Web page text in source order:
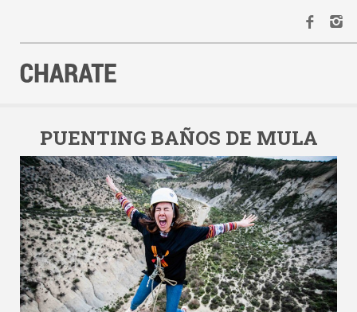
AGENDA
ACTIVIDADES
ALQUILER
EQUIPO
CONTACTO
PUENTING BAÑOS DE MULA